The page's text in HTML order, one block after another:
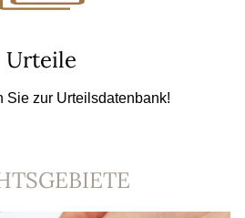
Urteile
Sie zur Urteilsdatenbank!